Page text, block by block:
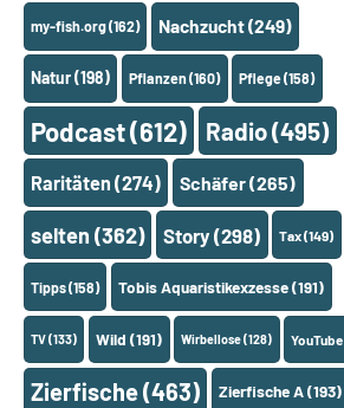
my-fish.org(162) Nachzucht(249)
Natur(198) Pflanzen(160) Pflege(158)
Podcast(612) Radio(495)
Raritäten (274) Schäfer(265)
selten (362) Story (298) Tax(149)
Tipps(158) Tobis Aquaristikexzesse(191)
TV(133) Wild (191) Wirbellose(128) YouTube
Zierfische(463) Zierfische A(193)